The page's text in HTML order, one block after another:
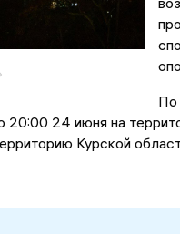
По
24 июня на
Курской